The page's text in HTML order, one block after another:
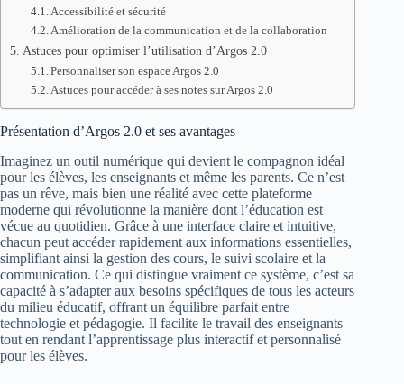
Accessibilité et sécurité
Amélioration de la communication et de la collaboration
Astuces pour optimiser l’utilisation d’Argos 2.0
Personnaliser son espace Argos 2.0
Astuces pour accéder à ses notes sur Argos 2.0
Présentation d’Argos 2.0 et ses avantages
Imaginez un outil numérique qui devient le compagnon idéal
pour les élèves, les enseignants et même les parents. Ce n’est
pas un rêve, mais bien une réalité avec cette plateforme
moderne qui révolutionne la manière dont l’éducation est
vécue au quotidien. Grâce à une interface claire et intuitive,
chacun peut accéder rapidement aux informations essentielles,
simplifiant ainsi la gestion des cours, le suivi scolaire et la
communication. Ce qui distingue vraiment ce système, c’est sa
capacité à s’adapter aux besoins spécifiques de tous les acteurs
du milieu éducatif, offrant un équilibre parfait entre
technologie et pédagogie. Il facilite le travail des enseignants
tout en rendant l’apprentissage plus interactif et personnalisé
pour les élèves.